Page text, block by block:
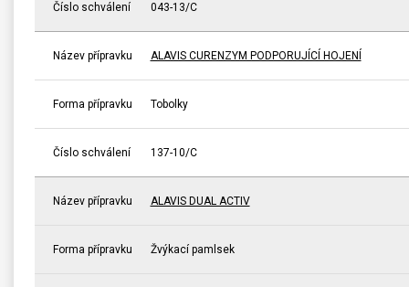
Číslo schválení 043-13/C
Název přípravku ALAVIS CURENZYM PODPORUJÍCÍ HOJENÍ
Forma přípravku Tobolky
Číslo schválení 137-10/C
Název přípravku ALAVIS DUAL ACTIV
Forma přípravku Žvýkací pamlsek